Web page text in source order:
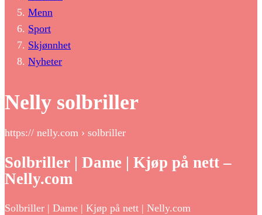
Menn
Sport
Skjønnhet
Nyheter
Nelly solbriller
https:// nelly.com › solbriller
Solbriller | Dame | Kjøp på nett –
Nelly.com
Solbriller | Dame | Kjøp på nett | Nelly.com